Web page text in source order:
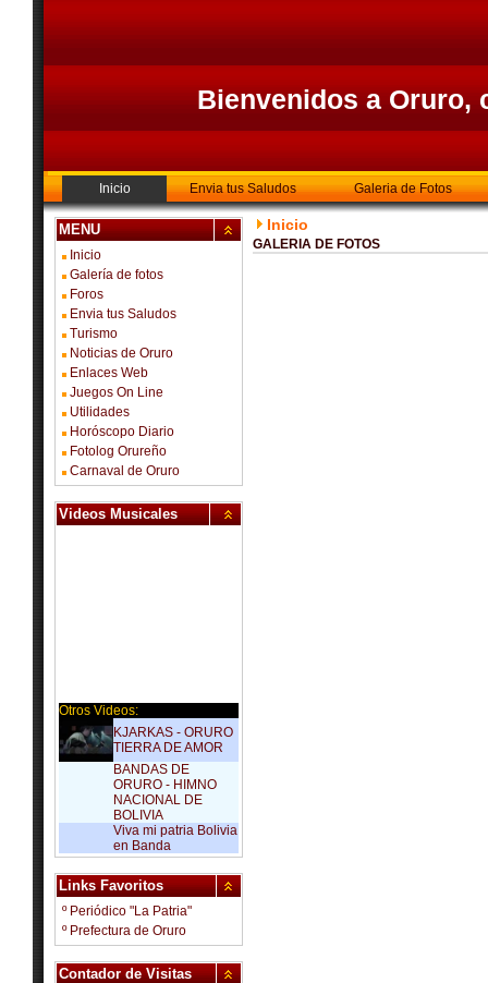
Bienvenidos a Oruro,
Inicio Envia tus Saludos Galeria de Fotos
MENU
Inicio
Galería de fotos
Foros
Envia tus Saludos
Turismo
Noticias de Oruro
Enlaces Web
Juegos On Line
Utilidades
Horóscopo Diario
Fotolog Orureño
Carnaval de Oruro
Videos Musicales
Otros Videos:
KJARKAS - ORURO
TIERRA DE AMOR
BANDAS DE
ORURO - HIMNO
NACIONAL DE
BOLIVIA
Viva mi patria Bolivia
en Banda
Links Favoritos
º Periódico "La Patria"
º Prefectura de Oruro
Contador de Visitas
Inicio
GALERIA DE FOTOS